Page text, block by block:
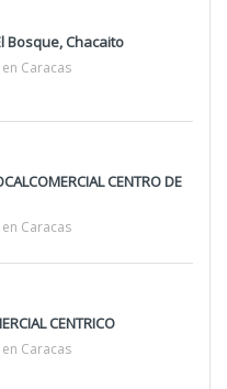
Bosque, Chacaito
Caracas
CENTRO DE
Caracas
CENTRICO
Caracas